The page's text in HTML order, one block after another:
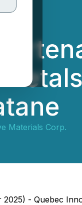
Materials Corp.
- Quebec